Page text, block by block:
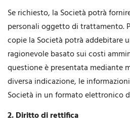
Se richiesto, la Società potrà
personali oggetto di trattamento.
copie la Società potrà addebitare
ragionevole basato sui costi
questione è presentata mediante
diversa indicazione, le
Società in un formato elettronico
2. Diritto di rettifica